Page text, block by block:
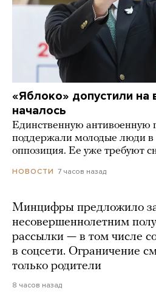
«Яблоко» допустили на
началось
Единственную антивоенную
поддержали молодые люди в
оппозиция. Ее уже требуют
НОВОСТИ 7 часов назад
Минцифры предложило
несовершеннолетним
рассылки — в том числе
в соцсети. Ограничение
только родители
8 часов назад